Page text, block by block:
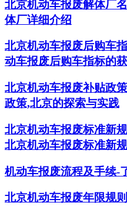
北京机动车报废解体厂
体厂详细介绍
北京机动车报废后购车
动车报废后购车指标的
北京机动车报废补贴政
政策,北京的探索与实践
北京机动车报废标准新
北京机动车报废标准新
机动车报废流程及手续-
北京机动车报废年限规